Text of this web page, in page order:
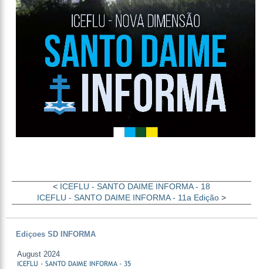
< ICEFLU - SANTO DAIME INFORMA - 18
ICEFLU - SANTO DAIME INFORMA - 11a Edição >
Ediçoes SD INFORMA
August 2024
ICEFLU - SANTO DAIME INFORMA - 35